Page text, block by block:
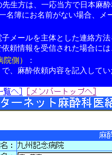
方は、一応当方で日本麻酔
にお名前がない場合、メ
メールを主体とした連絡方
情報を受信された場合には
側）
：
、麻酔依頼内容を記入して